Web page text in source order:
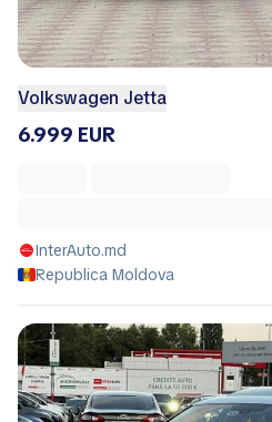
Volkswagen Jetta
6.999 EUR
InterAuto.md
Republica Moldova